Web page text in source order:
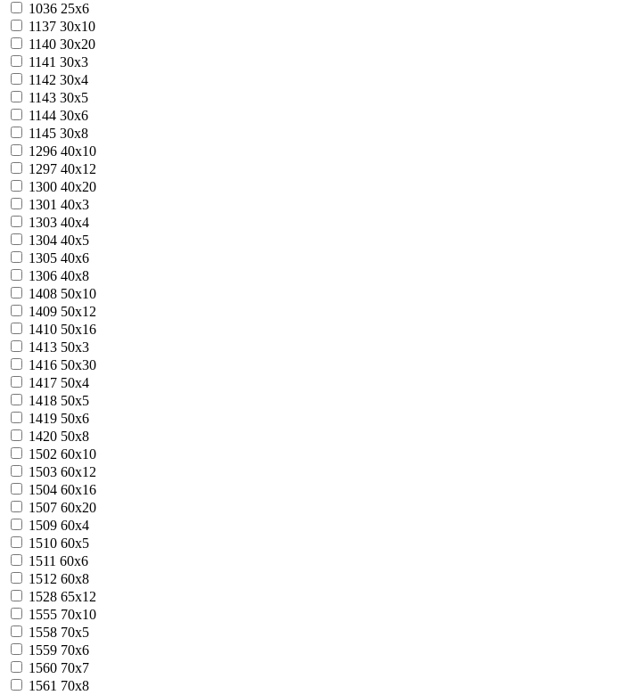
1036 25х6
1137 30х10
1140 30х20
1141 30х3
1142 30х4
1143 30х5
1144 30х6
1145 30х8
1296 40х10
1297 40х12
1300 40х20
1301 40х3
1303 40х4
1304 40х5
1305 40х6
1306 40х8
1408 50х10
1409 50х12
1410 50х16
1413 50х3
1416 50х30
1417 50х4
1418 50х5
1419 50х6
1420 50х8
1502 60х10
1503 60х12
1504 60х16
1507 60х20
1509 60х4
1510 60х5
1511 60х6
1512 60х8
1528 65х12
1555 70х10
1558 70х5
1559 70х6
1560 70х7
1561 70х8